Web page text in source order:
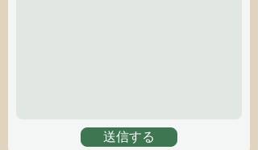
送信する